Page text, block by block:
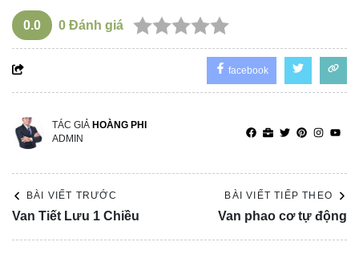
0.0 0 Đánh giá
facebook
TÁC GIẢ HOÀNG PHI
ADMIN
BÀI VIẾT TRƯỚC
Van Tiết Lưu 1 Chiều
BÀI VIẾT TIẾP THEO
Van phao cơ tự động